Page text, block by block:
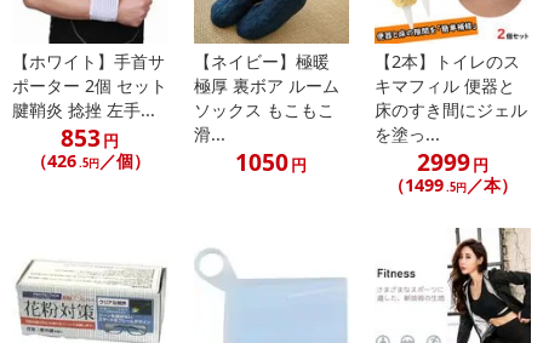
※商品改良のため、予告なく一部デザイン・カラー等仕様が変更
になる場合がございます。予めご了承ください
注意事項
【賞味・消費期限のある商品について】
商品到着時点でのお日持ち期間は、配送日数などにより異なります
【キャンセルについて】
※お申込み後のキャンセルはお受けできません。
記載されている内容を必ずご確認いただき、お届けする商品セット
【ホワイト】手首サ
ポーター 2個 セット
腱鞘炎 捻挫 左手...
853円
（426.5円／個）
【ネイビー】極暖
極厚 裏ボア ルーム
ソックス もこもこ
滑...
1050円
【2本】トイレのス
キマフィル 便器と
床のすき間にジェル
を塗っ...
2999円
（1499.5円／本）